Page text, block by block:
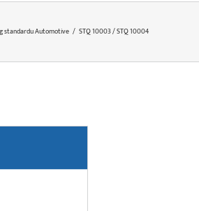
standardu Automotive / STQ 10003 / STQ 10004